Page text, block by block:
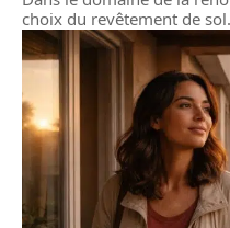
choix du revêtement de sol